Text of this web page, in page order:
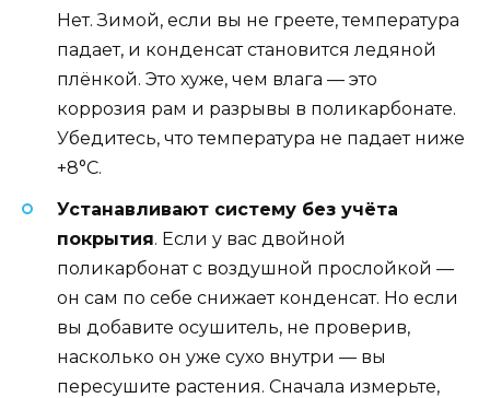
Нет. Зимой, если вы не греете, температура
падает, и конденсат становится ледяной
плёнкой. Это хуже, чем влага — это
коррозия рам и разрывы в поликарбонате.
Убедитесь, что температура не падает ниже
+8°C.
Устанавливают систему без учёта
покрытия. Если у вас двойной
поликарбонат с воздушной прослойкой —
он сам по себе снижает конденсат. Но если
вы добавите осушитель, не проверив,
насколько он уже сухо внутри — вы
пересушите растения. Сначала измерьте,